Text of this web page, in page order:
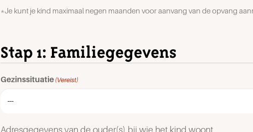
*Je kunt je kind maximaal negen maanden voor aanvang van de opvang
Stap 1: Familiegegevens
Gezinssituatie (Vereist)